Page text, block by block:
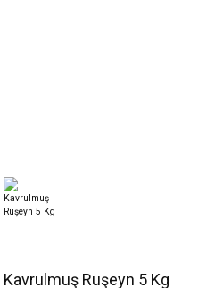
Kavrulmuş Ruşeyn 5 Kg